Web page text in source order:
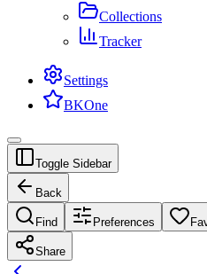
Collections
Tracker
Settings
BKOne
Toggle Sidebar
Back
Find Preferences
Share